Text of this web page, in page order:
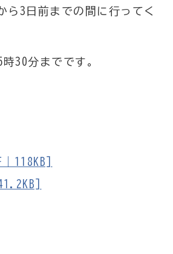
ら3日前までの間に行ってく
30分までです。
118KB]